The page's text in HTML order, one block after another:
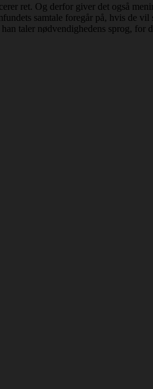
ret. Og derfor giver det også
samtale foregår på, hvis
taler nødvendighedens sprog, for